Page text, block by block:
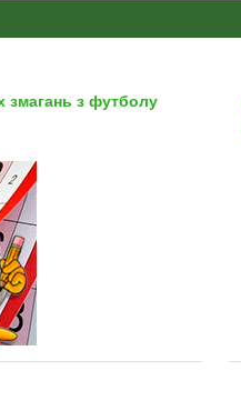
змагань з футболу